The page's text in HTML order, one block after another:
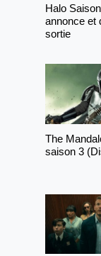
Halo
annonce et
sortie
The
saison 3